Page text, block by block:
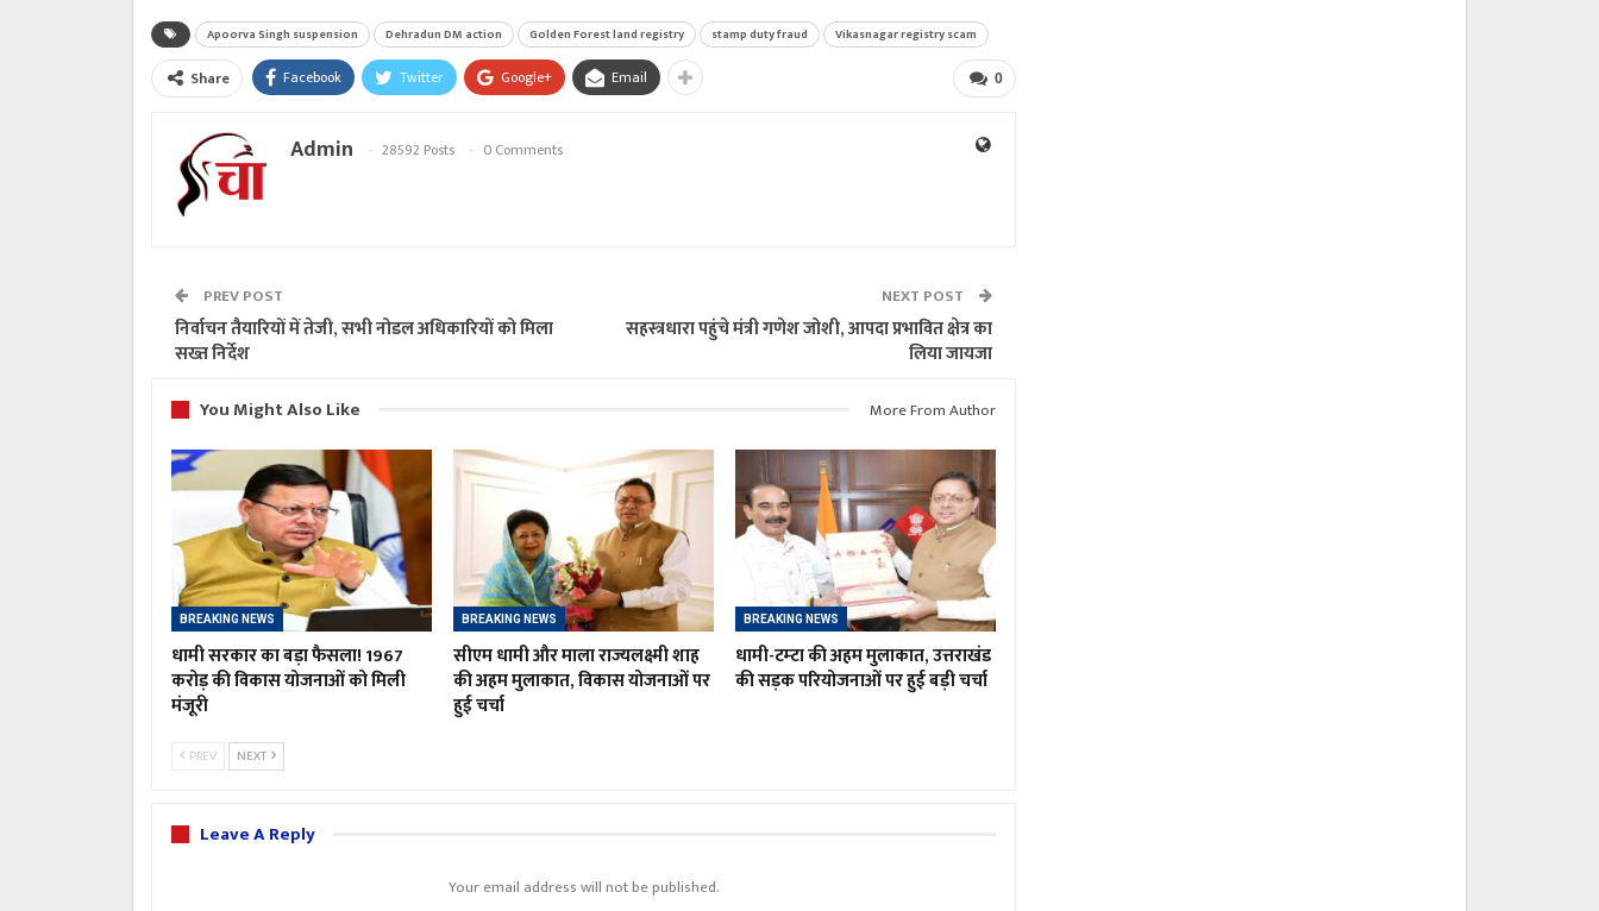
Apoorva Singh suspension Dehradun DM action Golden Forest land registry stamp duty fraud Vikasnagar registry scam
0
Share Facebook Twitter Google+ Email
Admin 28592 Posts 0 Comments
PREV POST
निर्वाचन तैयारियों में तेजी, सभी नोडल अधिकारियों को मिला
सख्त निर्देश
NEXT POST
सहस्त्रधारा पहुंचे मंत्री गणेश जोशी, आपदा प्रभावित क्षेत्र का
लिया जायजा
You Might Also Like
More From Author
BREAKING NEWS
धामी सरकार का बड़ा फैसला! 1967
करोड़ की विकास योजनाओं को मिली
मंजूरी
BREAKING NEWS
सीएम धामी और माला राज्यलक्ष्मी शाह
की अहम मुलाकात, विकास योजनाओं पर
हुई चर्चा
BREAKING NEWS
धामी-टम्टा की अहम मुलाकात, उत्तराखंड
की सड़क परियोजनाओं पर हुई बड़ी चर्चा
PREV NEXT
Leave A Reply
Your email address will not be published.